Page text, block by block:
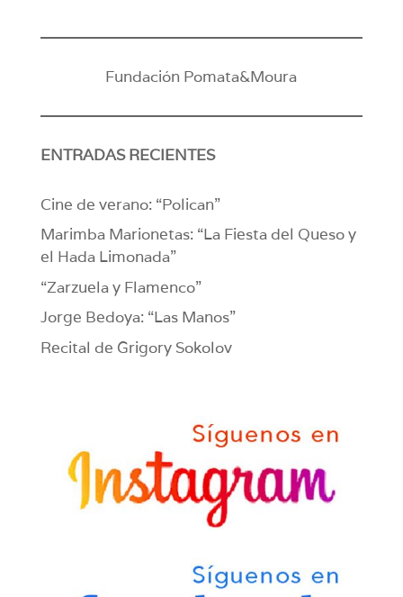
Fundación Pomata&Moura
ENTRADAS RECIENTES
Cine de verano: “Polican”
Marimba Marionetas: “La Fiesta del Queso y
el Hada Limonada”
“Zarzuela y Flamenco”
Jorge Bedoya: “Las Manos”
Recital de Grigory Sokolov